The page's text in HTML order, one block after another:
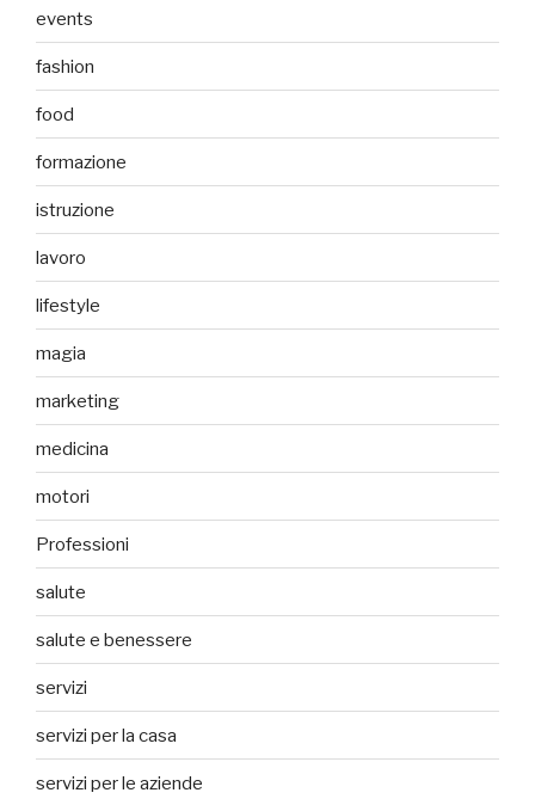
events
fashion
food
formazione
istruzione
lavoro
lifestyle
magia
marketing
medicina
motori
Professioni
salute
salute e benessere
servizi
servizi per la casa
servizi per le aziende